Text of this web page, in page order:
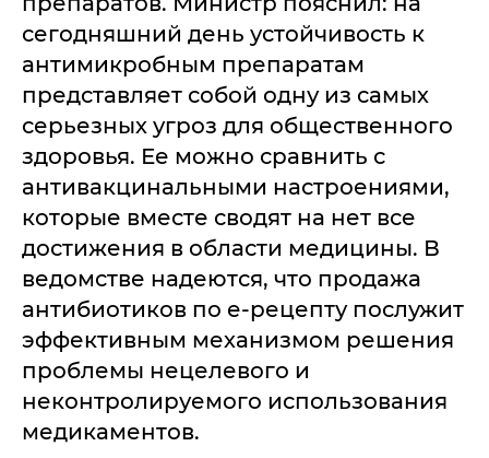
сегодняшний день устойчивость к
антимикробным препаратам
представляет собой одну из самых
серьезных угроз для общественного
здоровья. Ее можно сравнить с
антивакцинальными настроениями,
которые вместе сводят на нет все
достижения в области медицины. В
ведомстве надеются, что продажа
антибиотиков по е-рецепту послужит
эффективным механизмом решения
проблемы нецелевого и
неконтролируемого использования
медикаментов.